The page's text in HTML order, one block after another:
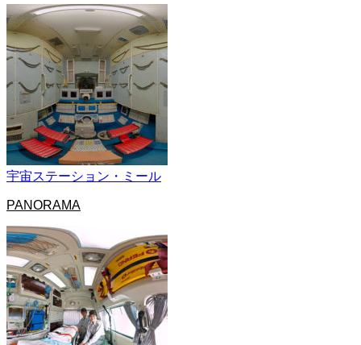
宇宙ステーション・ミール
PANORAMA